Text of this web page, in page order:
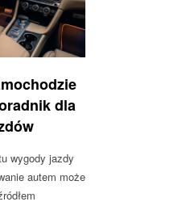
dla
wygody jazdy
autem może